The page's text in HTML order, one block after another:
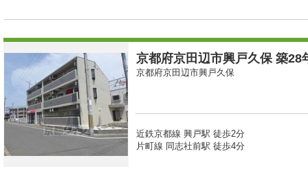
京都府京田辺市興戸久保 築28
京都府京田辺市興戸久保
近鉄京都線 興戸駅 徒歩2分
片町線 同志社前駅 徒歩4分